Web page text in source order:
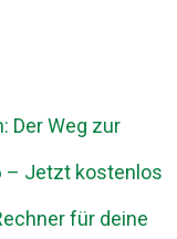
mit dem
1 (≈ 11,9 Mrd t
fossilem
CO₂-
Der Weg zur
– Jetzt kostenlos
für deine